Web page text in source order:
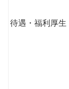
待遇・福利厚生